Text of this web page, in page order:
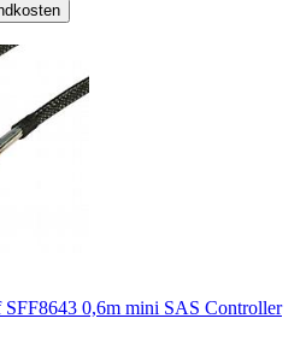
0,6m mini SAS Controller